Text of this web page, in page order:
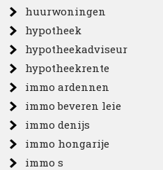
huurwoningen
hypotheek
hypotheekadviseur
hypotheekrente
immo ardennen
immo beveren leie
immo denijs
immo hongarije
immo s